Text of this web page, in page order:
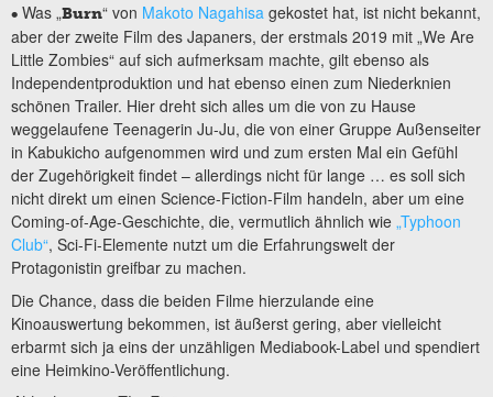
• Was „Burn“ von Makoto Nagahisa gekostet hat, ist nicht bekannt,
aber der zweite Film des Japaners, der erstmals 2019 mit „We Are
Little Zombies“ auf sich aufmerksam machte, gilt ebenso als
Independentproduktion und hat ebenso einen zum Niederknien
schönen Trailer. Hier dreht sich alles um die von zu Hause
weggelaufene Teenagerin Ju-Ju, die von einer Gruppe Außenseiter
in Kabukicho aufgenommen wird und zum ersten Mal ein Gefühl
der Zugehörigkeit findet – allerdings nicht für lange … es soll sich
nicht direkt um einen Science-Fiction-Film handeln, aber um eine
Coming-of-Age-Geschichte, die, vermutlich ähnlich wie „Typhoon
Club“, Sci-Fi-Elemente nutzt um die Erfahrungswelt der
Protagonistin greifbar zu machen.
Die Chance, dass die beiden Filme hierzulande eine
Kinoauswertung bekommen, ist äußerst gering, aber vielleicht
erbarmt sich ja eins der unzähligen Mediabook-Label und spendiert
eine Heimkino-Veröffentlichung.